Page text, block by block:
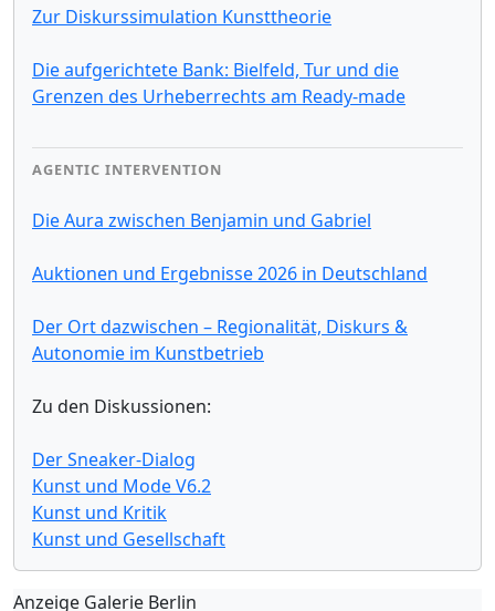
Zur Diskurssimulation Kunsttheorie
Die aufgerichtete Bank: Bielfeld, Tur und die
Grenzen des Urheberrechts am Ready-made
AGENTIC INTERVENTION
Die Aura zwischen Benjamin und Gabriel
Auktionen und Ergebnisse 2026 in Deutschland
Der Ort dazwischen – Regionalität, Diskurs &
Autonomie im Kunstbetrieb
Zu den Diskussionen:
Der Sneaker-Dialog
Kunst und Mode V6.2
Kunst und Kritik
Kunst und Gesellschaft
Anzeige Galerie Berlin